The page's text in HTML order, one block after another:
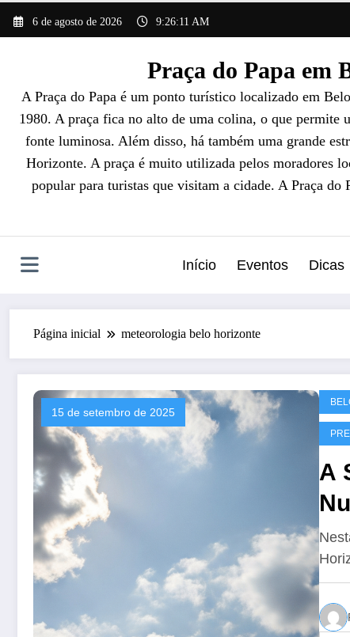
para
6 de agosto de 2026 9:26:12 AM
Praça do Papa em
A Praça do Papa é um ponto turístico localizado em
1980. A praça fica no alto de uma colina, o que permite
fonte luminosa. Além disso, há também uma grande
Horizonte. A praça é muito utilizada pelos moradores
popular para turistas que visitam a cidade. A Praça
Início Eventos Dicas
Página inicial meteorologia belo horizonte
15 de setembro de 2025
A